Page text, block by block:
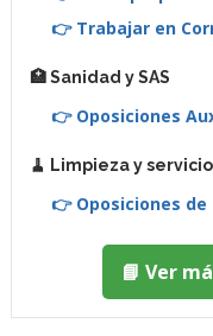
👉 Trabajar en
🏥 Sanidad y SAS
👉 Oposiciones
🧹 Limpieza y
👉 Oposiciones de
📘 Ver